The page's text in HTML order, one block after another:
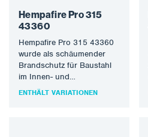
Hempafire Pro 315
43360
Hempafire Pro 315 43360
wurde als schäumender
Brandschutz für Baustahl
im Innen- und
Außenbereich bis zu Typ X
ENTHÄLT VARIATIONEN